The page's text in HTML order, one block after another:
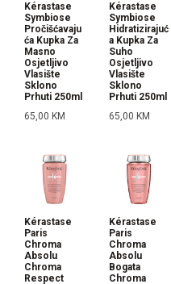
Kérastase
Symbiose
Pročišćavaju
ća Kupka Za
Masno
Osjetljivo
Vlasište
Sklono
Prhuti 250ml
65,00 KM
Kérastase
Symbiose
Hidratizirajuć
a Kupka Za
Suho
Osjetljivo
Vlasište
Sklono
Prhuti 250ml
65,00 KM
Kérastase
Paris
Chroma
Absolu
Chroma
Respect
Kérastase
Paris
Chroma
Absolu
Bogata
Chroma